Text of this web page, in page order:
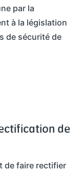
par la
à la législation
de sécurité de
de
de faire rectifier